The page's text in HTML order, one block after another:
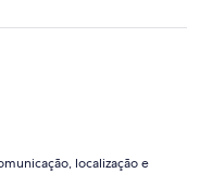
localização e